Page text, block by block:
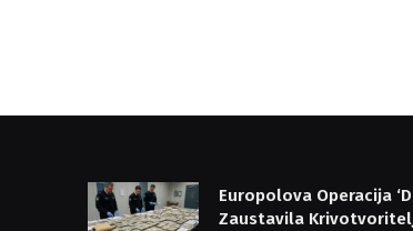
Europolova Operacija
Zaustavila